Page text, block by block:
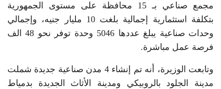
مجمع صناعي بـ 15 محافظة على مستوى الجمهورية
بتكلفة استثمارية إجمالية بلغت 10 مليار جنيه، وإجمالي
وحدات صناعية يبلغ عددها 5046 وحدة توفر نحو 48 الف
فرصة عمل مباشرة.
وتابعت الوزيرة، أنه تم إنشاء 4 مدن صناعية جديدة شملت
مدينة الجلود بالروبيكي ومدينة الأثاث الجديدة بدمياط